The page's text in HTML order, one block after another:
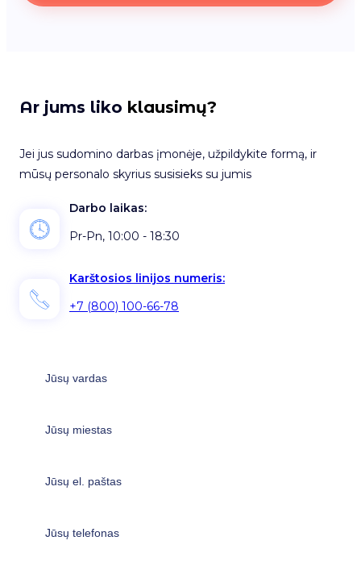
Ar jums liko klausimų?
Jei jus sudomino darbas įmonėje, užpildykite formą, ir
mūsų personalo skyrius susisieks su jumis
Darbo laikas:
Pr-Pn, 10:00 - 18:30
Karštosios linijos numeris:
+7 (800) 100-66-78